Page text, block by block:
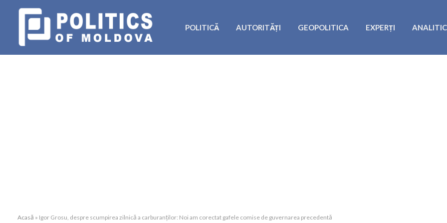
POLITICĂ AUTORITĂȚI GEOPOLITICA EXPERȚI
Acasă » Igor Grosu, despre scumpirea zilnică a carburanților: Noi am corectat gafele comise de guvernarea precedentă